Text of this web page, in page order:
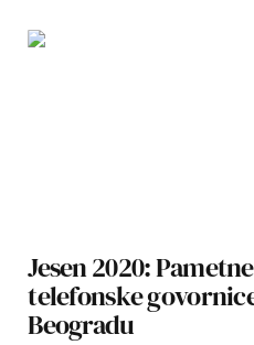
Jesen 2020: Pametne
telefonske
Beogradu